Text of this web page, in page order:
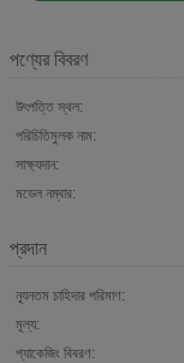
পণ্যের বিবরণ
উৎপত্তি স্থল:
পরিচিতিমুলক নাম:
সাক্ষ্যদান:
মডেল নম্বার:
প্রদান
ন্যূনতম চাহিদার পরিমাণ:
মূল্য:
প্যাকেজিং বিবরণ: